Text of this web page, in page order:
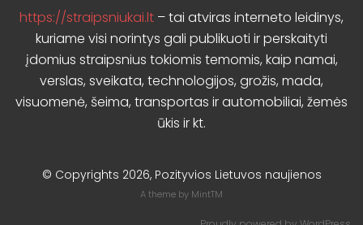
https://straipsniukai.lt – tai atviras interneto leidinys,
kuriame visi norintys gali publikuoti ir perskaityti
įdomius straipsnius tokiomis temomis, kaip namai,
verslas, sveikata, technologijos, grožis, mada,
visuomenė, šeima, transportas ir automobiliai, žemės
ūkis ir kt.
© Copyrights 2026, Pozityvios Lietuvos naujienos
A theme by MintTM